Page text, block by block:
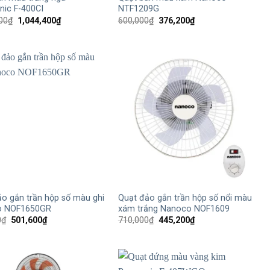
F-400CI
₫ Giá
gốc
1,044,400₫Giá
hiện
1,044,400₫.
NTF1209G
600,000₫ Giá
376,200₫Giá
hiện
gắn trần hộp số màu ghi
NOF1650GR
₫ Giá
501,600₫Giá
hiện
501,600₫.
Quạt đảo gắn trần hộp số nổi màu
xám trắng Nanoco NOF1609
710,000₫ Giá
445,200₫Giá
hiện
445,200₫.